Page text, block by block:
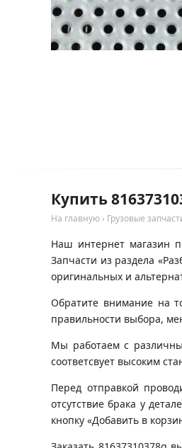
Купить
На главную › Грузовые
Наш интернет магазин
Запчасти из раздела
оригинальных и
Обратите внимание на
правильности выбора,
Мы работаем с
соответсвует высоким
Перед отправкой
отсутствие брака у
кнопку «Добавить в